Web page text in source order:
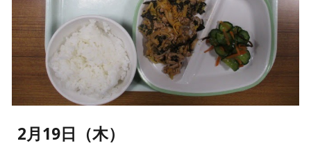
2月19日（木）